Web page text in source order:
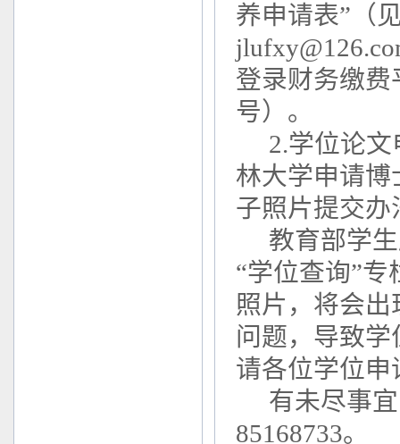
养申请表”（
登录财务缴费
号）。
2.学位论
林大学申请
子照片提交办
教育部学
“学位查询”
照片，将会
问题，导致学
请各位学位
有未尽事
85168733。